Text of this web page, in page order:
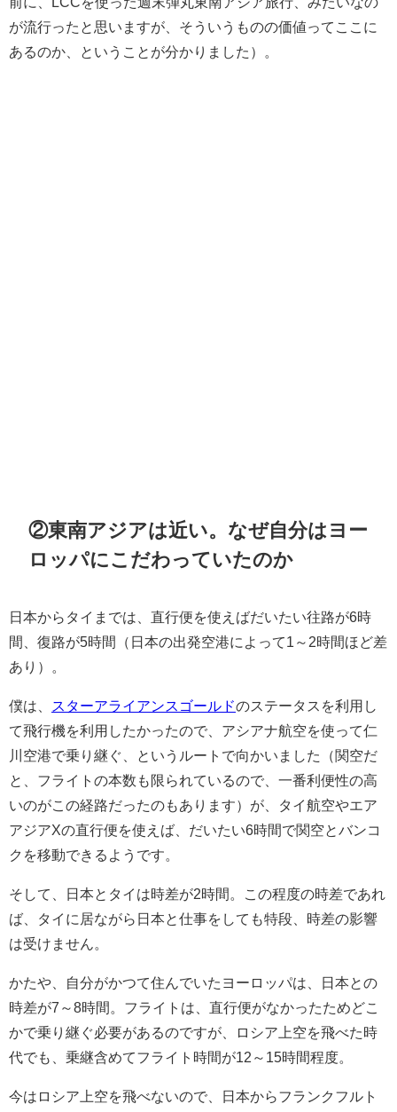
が流行ったと思いますが、そういうものの価値ってここに
あるのか、ということが分かりました）。
②東南アジアは近い。なぜ自分はヨー
ロッパにこだわっていたのか
日本からタイまでは、直行便を使えばだいたい往路が6時
間、復路が5時間（日本の出発空港によって1～2時間ほど差
あり）。
僕は、 スターアライアンスゴールドのステータスを利用し
て飛行機を利用したかったので、アシアナ航空を使って仁
川空港で乗り継ぐ、というルートで向かいました（関空だ
と、フライトの本数も限られているので、一番利便性の高
いのがこの経路だったのもあります）が、タイ航空やエア
アジアXの直行便を使えば、だいたい6時間で関空とバンコ
クを移動できるようです。
そして、日本とタイは時差が2時間。この程度の時差であれ
ば、タイに居ながら日本と仕事をしても特段、時差の影響
は受けません。
かたや、自分がかつて住んでいたヨーロッパは、日本との
時差が7～8時間。フライトは、直行便がなかったためどこ
かで乗り継ぐ必要があるのですが、ロシア上空を飛べた時
代でも、乗継含めてフライト時間が12～15時間程度。
今はロシア上空を飛べないので、日本からフランクフルト